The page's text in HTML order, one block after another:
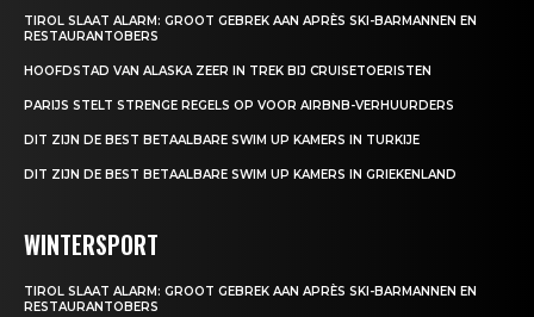
TIROL SLAAT ALARM: GROOT GEBREK AAN APRÈS SKI-BARMANNEN EN
RESTAURANTOBERS
HOOFDSTAD VAN ALASKA ZEER IN TREK BIJ CRUISETOERISTEN
PARIJS STELT STRENGE REGELS OP VOOR AIRBNB-VERHUURDERS
DIT ZIJN DE BEST BETAALBARE SWIM UP KAMERS IN TURKIJE
DIT ZIJN DE BEST BETAALBARE SWIM UP KAMERS IN GRIEKENLAND
WINTERSPORT
TIROL SLAAT ALARM: GROOT GEBREK AAN APRÈS SKI-BARMANNEN EN
RESTAURANTOBERS